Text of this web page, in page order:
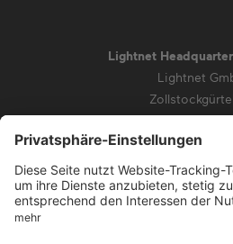
Lightnet
Lightnet
50969